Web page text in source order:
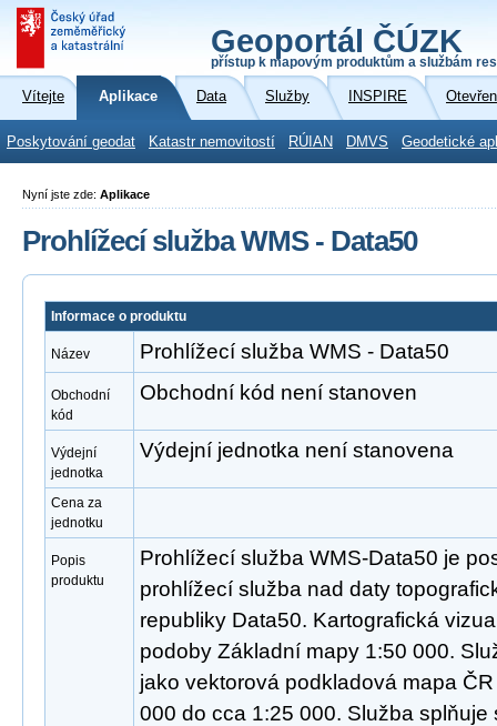
Geoportál ČÚZK
přístup k mapovým produktům a službám
Vítejte Aplikace Data Služby INSPIRE
Poskytování geodat Katastr nemovitostí RÚIAN DMVS Geodetické
Nyní jste zde: Aplikace
Prohlížecí služba WMS - Data50
Informace o produktu
Název Prohlížecí služba WMS - Data50
Obchodní
kód
Obchodní kód není stanoven
Výdejní
jednotka
Výdejní jednotka není stanovena
Cena za
jednotku
Popis
produktu
Prohlížecí služba WMS-Data50 je
prohlížecí služba nad daty
republiky Data50. Kartografická
podoby Základní mapy 1:50 000.
jako vektorová podkladová mapa
000 do cca 1:25 000. Služba splňuje